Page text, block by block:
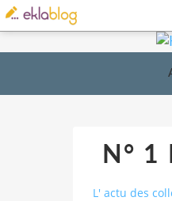
N°
L' actu des